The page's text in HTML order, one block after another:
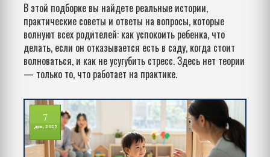
В этой подборке вы найдете реальные истории,
практические советы и ответы на вопросы, которые
волнуют всех родителей: как успокоить ребенка, что
делать, если он отказывается есть в саду, когда стоит
волноваться, и как не усугубить стресс. Здесь нет теории
— только то, что работает на практике.
7
дек, 2025